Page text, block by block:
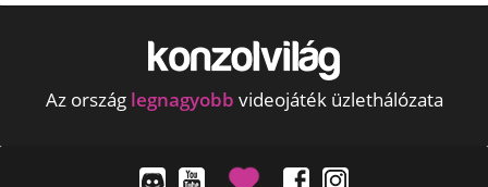
Az ország legnagyobb videojáték üzlethálózata